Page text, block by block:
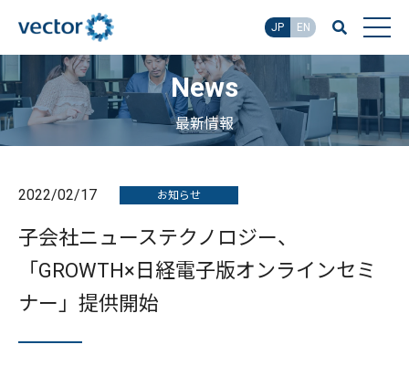
JP EN
News
最新情報
2022/02/17 お知らせ
子会社ニューステクノロジー、
「GROWTH×日経電子版オンラインセミ
ナー」提供開始